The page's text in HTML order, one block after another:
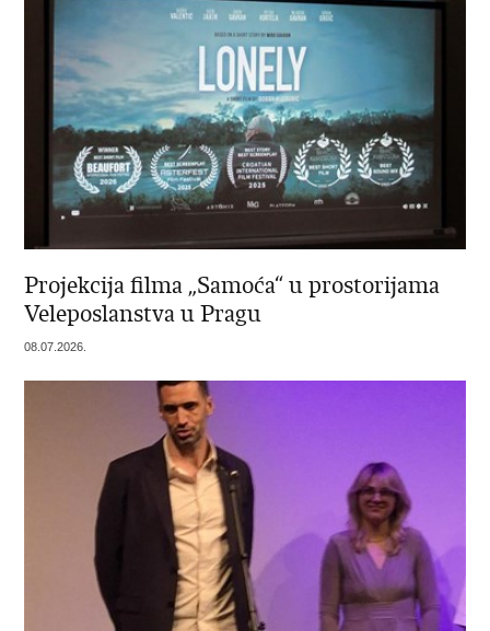
Projekcija filma „Samoća“ u prostorijama
Veleposlanstva u Pragu
08.07.2026.